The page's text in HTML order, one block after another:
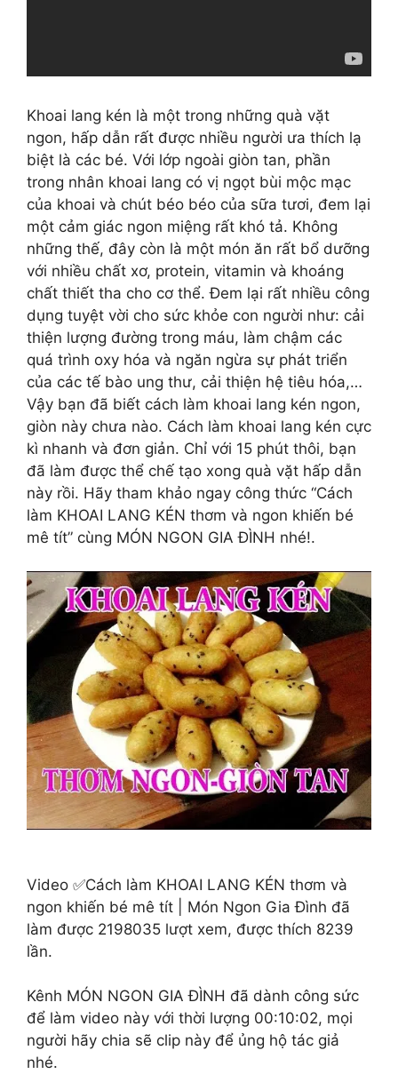
Khoai lang kén là một trong những quà vặt
ngon, hấp dẫn rất được nhiều người ưa thích lạ
biệt là các bé. Với lớp ngoài giòn tan, phần
trong nhân khoai lang có vị ngọt bùi mộc mạc
của khoai và chút béo béo của sữa tươi, đem lại
một cảm giác ngon miệng rất khó tả. Không
những thế, đây còn là một món ăn rất bổ dưỡng
với nhiều chất xơ, protein, vitamin và khoáng
chất thiết tha cho cơ thể. Đem lại rất nhiều công
dụng tuyệt vời cho sức khỏe con người như: cải
thiện lượng đường trong máu, làm chậm các
quá trình oxy hóa và ngăn ngừa sự phát triển
của các tế bào ung thư, cải thiện hệ tiêu hóa,…
Vậy bạn đã biết cách làm khoai lang kén ngon,
giòn này chưa nào. Cách làm khoai lang kén cực
kì nhanh và đơn giản. Chỉ với 15 phút thôi, bạn
đã làm được thể chế tạo xong quà vặt hấp dẫn
này rồi. Hãy tham khảo ngay công thức “Cách
làm KHOAI LANG KÉN thơm và ngon khiến bé
mê tít” cùng MÓN NGON GIA ĐÌNH nhé!.
Video ✅Cách làm KHOAI LANG KÉN thơm và
ngon khiến bé mê tít | Món Ngon Gia Đình đã
làm được 2198035 lượt xem, được thích 8239
lần.
Kênh MÓN NGON GIA ĐÌNH đã dành công sức
để làm video này với thời lượng 00:10:02, mọi
người hãy chia sẽ clip này để ủng hộ tác giả
nhé.